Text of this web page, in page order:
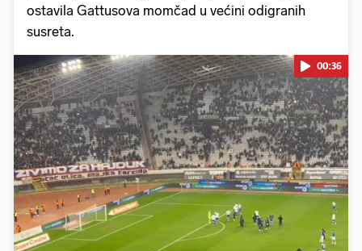
ostavila Gattusova momčad u većini odigranih
susreta.
Pokretanje videa...
00:36